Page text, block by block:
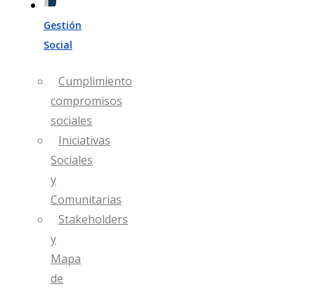
Gestión
Social
Cumplimiento
compromisos
sociales
Iniciativas
Sociales
y
Comunitarias
Stakeholders
y
Mapa
de